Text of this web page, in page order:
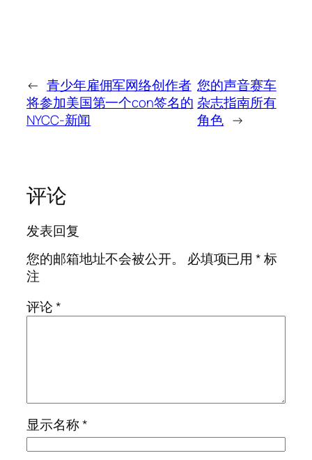
← 青少年雇佣军网络创作者
将参加美国第一个con签名的
NYCC-新闻
您的声音赛车
杂志指南所有
角色 →
评论
发表回复
您的邮箱地址不会被公开。
必填项已用*标
注
评论*
显示名称*